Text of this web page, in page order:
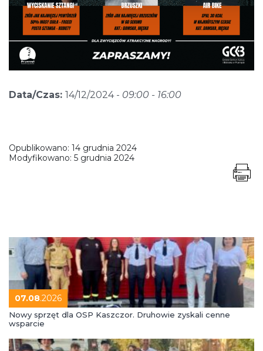
Data/Czas: 14/12/2024 - 09:00 - 16:00
Opublikowano: 14 grudnia 2024
Modyfikowano: 5 grudnia 2024
07.08.2026
Nowy sprzęt dla OSP Kaszczor. Druhowie zyskali cenne
wsparcie